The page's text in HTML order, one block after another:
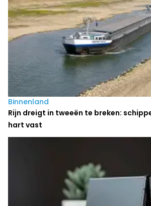
Binnenland
Rijn dreigt in tweeën te breken:
hart vast